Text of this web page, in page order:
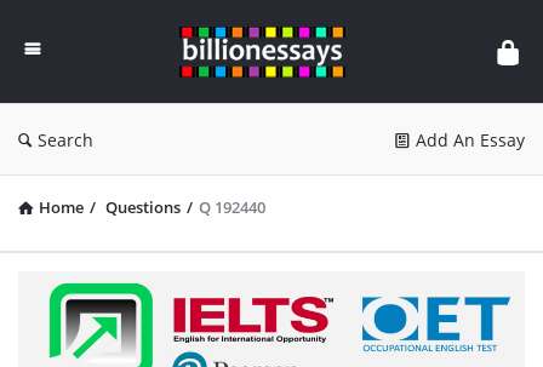
Essays
Search Add An Essay
Home / Questions / Q 192440